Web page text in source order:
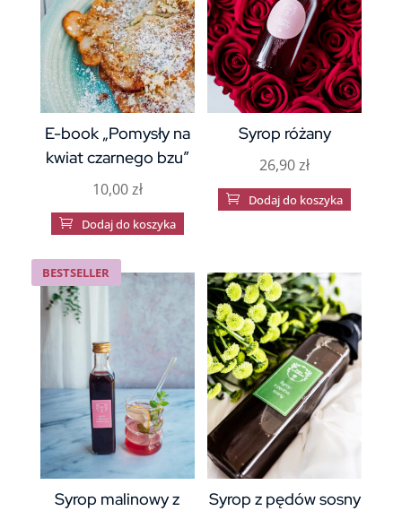
E-book „Pomysły na
kwiat czarnego bzu”
10,00zł
 Dodaj do koszyka
Syrop różany
26,90zł
 Dodaj do koszyka
BESTSELLER
Syrop malinowy z
Syrop z pędów sosny